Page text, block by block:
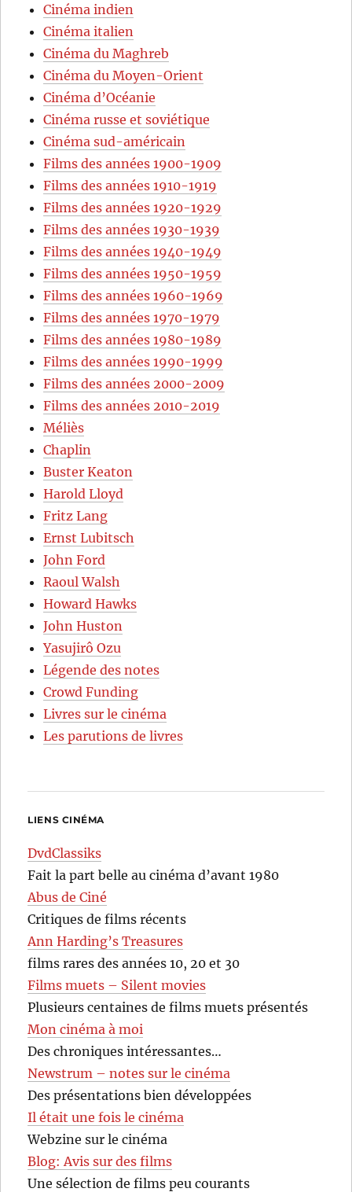
Cinéma indien
Cinéma italien
Cinéma du Maghreb
Cinéma du Moyen-Orient
Cinéma d’Océanie
Cinéma russe et soviétique
Cinéma sud-américain
Films des années 1900-1909
Films des années 1910-1919
Films des années 1920-1929
Films des années 1930-1939
Films des années 1940-1949
Films des années 1950-1959
Films des années 1960-1969
Films des années 1970-1979
Films des années 1980-1989
Films des années 1990-1999
Films des années 2000-2009
Films des années 2010-2019
Méliès
Chaplin
Buster Keaton
Harold Lloyd
Fritz Lang
Ernst Lubitsch
John Ford
Raoul Walsh
Howard Hawks
John Huston
Yasujirô Ozu
Légende des notes
Crowd Funding
Livres sur le cinéma
Les parutions de livres
LIENS CINÉMA
DvdClassiks
Fait la part belle au cinéma d’avant 1980
Abus de Ciné
Critiques de films récents
Ann Harding’s Treasures
films rares des années 10, 20 et 30
Films muets – Silent movies
Plusieurs centaines de films muets présentés
Mon cinéma à moi
Des chroniques intéressantes…
Newstrum – notes sur le cinéma
Des présentations bien développées
Il était une fois le cinéma
Webzine sur le cinéma
Blog: Avis sur des films
Une sélection de films peu courants